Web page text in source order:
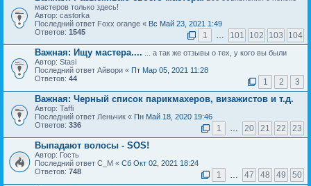
мастеров только здесь!
Автор: castorka
Последний ответ Foxx orange « Вс Май 23, 2021 1:49
Ответов: 1545 1 … 101 102 103 104
Важная: Ищу мастера.... ... а так же отзывы о тех, у кого вы были
Автор: Stasi
Последний ответ Айвори « Пт Мар 05, 2021 11:28
Ответов: 44 1 2 3
Важная: Черный список парикмахеров, визажистов и т.д.
Автор: Taffi
Последний ответ Леньчик « Пн Май 18, 2020 19:46
Ответов: 336 1 … 20 21 22 23
Выпадают волосы - SOS!
Автор: Гость
Последний ответ С_М « Сб Окт 02, 2021 18:24
Ответов: 748 1 … 47 48 49 50